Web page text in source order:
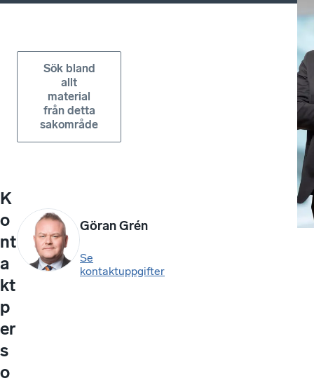
Sök bland
allt
material
från detta
sakområde
K
o
nt
a
kt
p
er
s
o
Göran Grén
Se
kontaktuppgifter